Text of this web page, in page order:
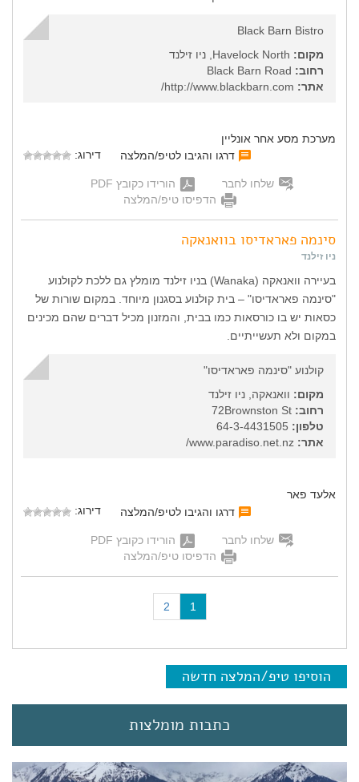
Black Barn Bistro
מקום:
רחוב:
אתר:
מערכת מסע אחר אונליין
דרגו והגיבו לטיפ/המלצה
דירוג:
שלחו לחבר
הורידו כקובץ PDF
הדפיסו טיפ/המלצה
סינמה פאראדיסו בוואנאקה
ניו זילנד
בעיירה וואנאקה (Wanaka) בניו זילנד מומלץ גם ללכת לקולנוע
"סינמה פאראדיסו" – בית קולנוע בסגנון מיוחד. במקום שורות של
כסאות יש בו כורסאות כמו בבית, והמזנון מכיל דברים שהם מכינים
במקום ולא תעשייתיים.
קולנוע "סינמה פאראדיסו"
מקום: וואנאקה, ניו זילנד
רחוב:
טלפון:
אתר:
אלעד פאר
דרגו והגיבו לטיפ/המלצה
דירוג:
שלחו לחבר
הורידו כקובץ PDF
הדפיסו טיפ/המלצה
1
c
e
n
t
)
2
הוסיפו טיפ/המלצה חדשה
כתבות מומלצות